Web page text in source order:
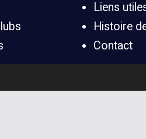
Liens
Histoire
Contact